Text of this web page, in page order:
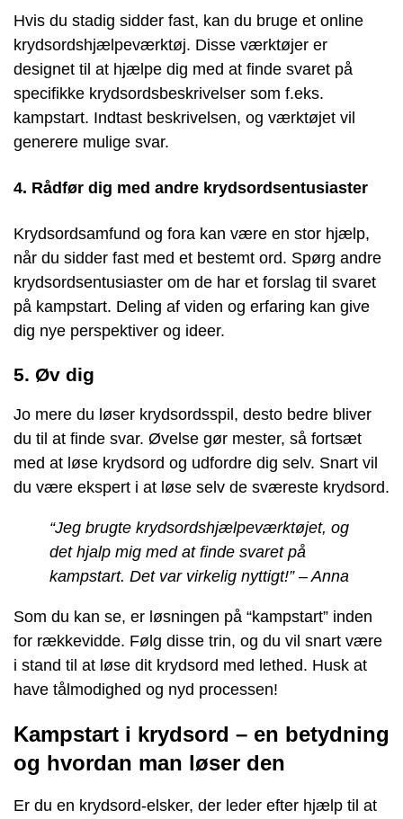
Hvis du stadig sidder fast, kan du bruge et online
krydsordshjælpeværktøj. Disse værktøjer er
designet til at hjælpe dig med at finde svaret på
specifikke krydsordsbeskrivelser som f.eks.
kampstart. Indtast beskrivelsen, og værktøjet vil
generere mulige svar.
4. Rådfør dig med andre krydsordsentusiaster
Krydsordsamfund og fora kan være en stor hjælp,
når du sidder fast med et bestemt ord. Spørg andre
krydsordsentusiaster om de har et forslag til svaret
på kampstart. Deling af viden og erfaring kan give
dig nye perspektiver og ideer.
5. Øv dig
Jo mere du løser krydsordsspil, desto bedre bliver
du til at finde svar. Øvelse gør mester, så fortsæt
med at løse krydsord og udfordre dig selv. Snart vil
du være ekspert i at løse selv de sværeste krydsord.
“Jeg brugte krydsordshjælpeværktøjet, og
det hjalp mig med at finde svaret på
kampstart. Det var virkelig nyttigt!” – Anna
Som du kan se, er løsningen på “kampstart” inden
for rækkevidde. Følg disse trin, og du vil snart være
i stand til at løse dit krydsord med lethed. Husk at
have tålmodighed og nyd processen!
Kampstart i krydsord – en betydning
og hvordan man løser den
Er du en krydsord-elsker, der leder efter hjælp til at